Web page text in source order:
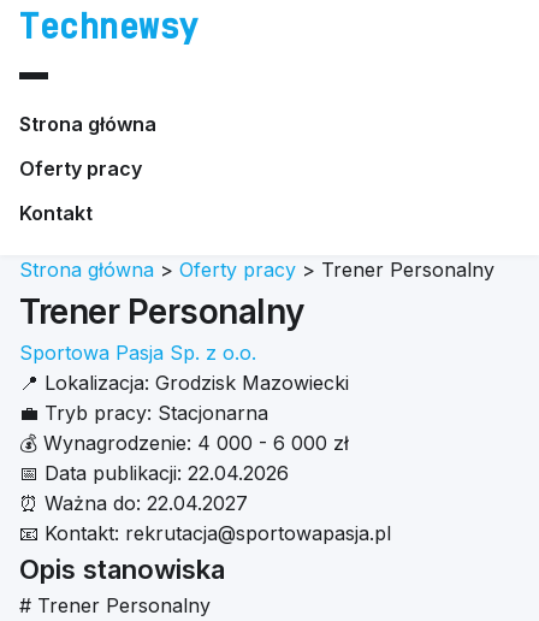
Technewsy
Strona główna
Oferty pracy
Kontakt
Strona główna > Oferty pracy > Trener Personalny
Trener Personalny
Sportowa Pasja Sp. z o.o.
📍 Lokalizacja: Grodzisk Mazowiecki
💼 Tryb pracy: Stacjonarna
💰 Wynagrodzenie: 4 000 - 6 000 zł
📅 Data publikacji: 22.04.2026
⏰ Ważna do: 22.04.2027
📧 Kontakt: rekrutacja@sportowapasja.pl
Opis stanowiska
# Trener Personalny